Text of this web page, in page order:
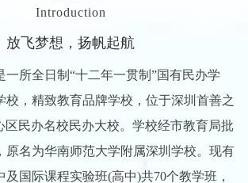
Introduction
放飞梦想，扬帆起航
一所全日制“十二年一贯制”国有民办学
校，精致教育品牌学校，位于深圳首善之
区民办名校民办大校。学校经市教育局批
原名为华南师范大学附属深圳学校。现有
国际课程实验班(高中)共70个教学班，